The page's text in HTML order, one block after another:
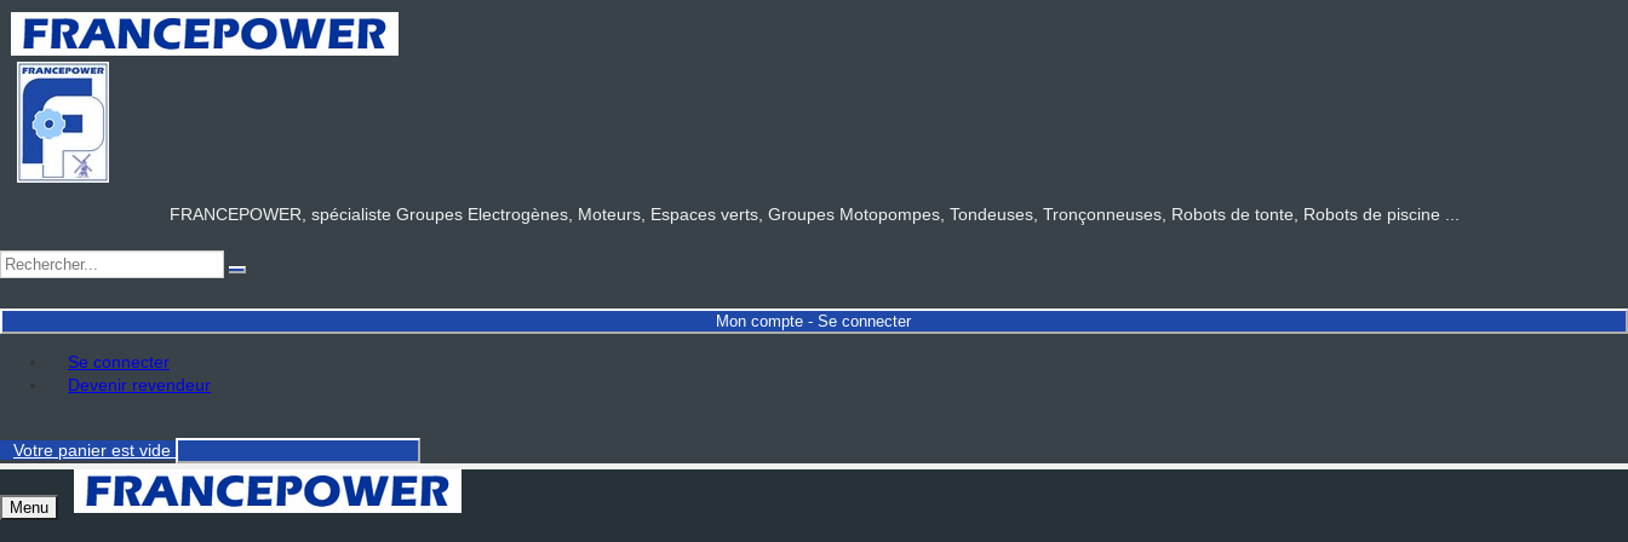
FRANCEPOWER, spécialiste Groupes Electrogènes, Moteurs, Espaces verts, Groupes Motopompes, Tondeuses, Tronçonneuses, Robots de tonte, Robots de piscine ...
Mon compte - Se connecter
Se connecter
Devenir revendeur
Votre panier est vide
Menu